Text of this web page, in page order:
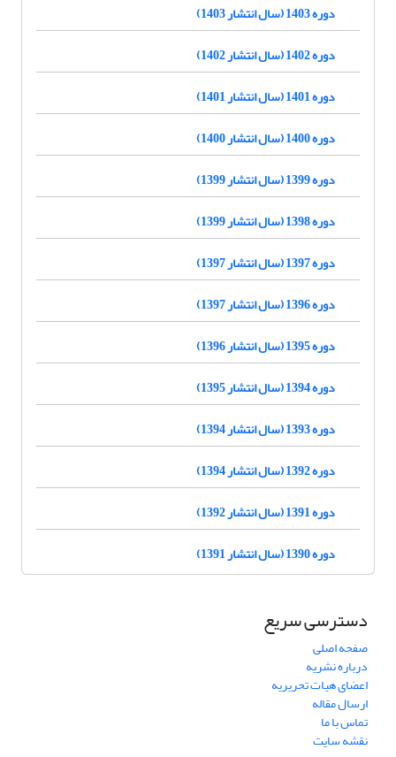
دوره 1403 (سال انتشار 1403)
دوره 1402 (سال انتشار 1402)
دوره 1401 (سال انتشار 1401)
دوره 1400 (سال انتشار 1400)
دوره 1399 (سال انتشار 1399)
دوره 1398 (سال انتشار 1399)
دوره 1397 (سال انتشار 1397)
دوره 1396 (سال انتشار 1397)
دوره 1395 (سال انتشار 1396)
دوره 1394 (سال انتشار 1395)
دوره 1393 (سال انتشار 1394)
دوره 1392 (سال انتشار 1394)
دوره 1391 (سال انتشار 1392)
دوره 1390 (سال انتشار 1391)
دسترسی سریع
صفحه اصلی
درباره نشریه
اعضای هیات تحریریه
ارسال مقاله
تماس با ما
نقشه سایت